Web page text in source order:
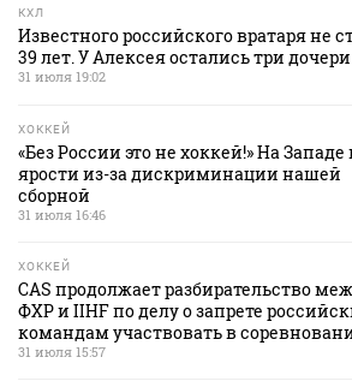
КХЛ
Известного российского вратаря не
39 лет. У Алексея остались три дочери
31 июля 19:02
ХОККЕЙ
«Без России это не хоккей!» На Западе
ярости из-за дискриминации нашей
сборной
31 июля 16:46
ХОККЕЙ
CAS продолжает разбирательство
ФХР и IIHF по делу о запрете
командам участвовать в
31 июля 15:57